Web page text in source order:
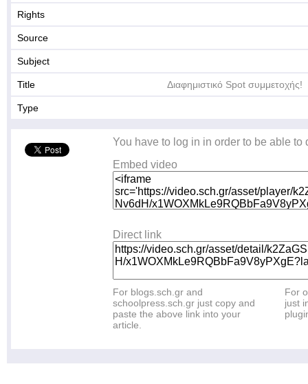
Rights
Source
Subject
Title Διαφημιστικό Spot συμμετοχής!
Type
You have to log in in order to be able to
Embed video
Direct link
For blogs.sch.gr and
schoolpress.sch.gr just copy and
paste the above link into your
article.
For
just